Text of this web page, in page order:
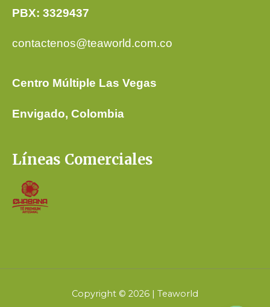
PBX: 3329437
contactenos@teaworld.com.co
Centro Múltiple Las Vegas
Envigado, Colombia
Líneas Comerciales
Copyright © 2026 | Teaworld